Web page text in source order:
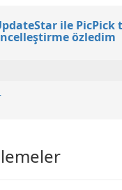
ile PicPick
özledim